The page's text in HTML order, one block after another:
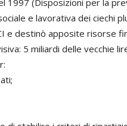
1997 (Disposizioni per la
e lavorativa dei ciechi
e destinò apposite risorse
5 miliardi delle vecchie